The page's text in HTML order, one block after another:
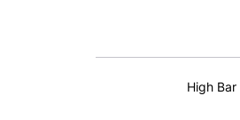
High